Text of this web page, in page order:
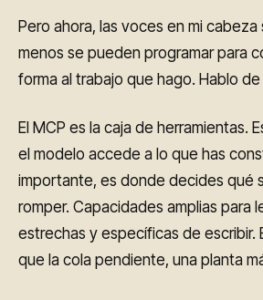
Pero ahora, las voces en mi cabeza
menos se pueden programar para
forma al trabajo que hago. Hablo
El MCP es la caja de herramientas.
el modelo accede a lo que has
importante, es donde decides qué
romper. Capacidades amplias para
estrechas y específicas de escribir.
que la cola pendiente, una planta